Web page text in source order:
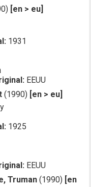
[en > eu]
1931
EEUU
(1990) [en > eu]
1925
EEUU
Truman (1990) [en